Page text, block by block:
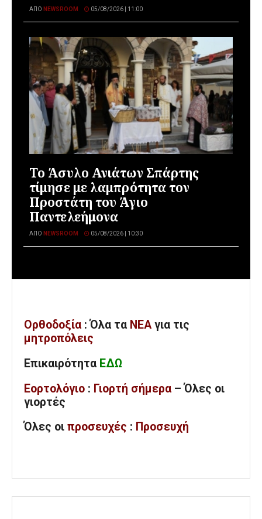
ΑΠΌ NEWSROOM 05/08/2026 | 11:00
Το Άσυλο Ανιάτων Σπάρτης
τίμησε με λαμπρότητα τον
Προστάτη του Άγιο
Παντελεήμονα
ΑΠΌ NEWSROOM 05/08/2026 | 10:30
Ορθοδοξία : Όλα τα ΝΕΑ για τις
μητροπόλεις
Επικαιρότητα ΕΔΩ
Εορτολόγιο : Γιορτή σήμερα – Όλες οι
γιορτές
Όλες οι προσευχές : Προσευχή